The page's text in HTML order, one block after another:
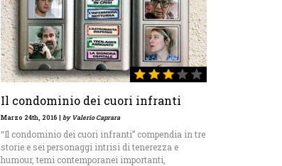
Il condominio dei cuori infranti
Marzo 24th, 2016 | by Valerio Caprara
“Il condominio dei cuori infranti” compendia in tre
storie e sei personaggi intrisi di tenerezza e
humour, temi contemporanei importanti,